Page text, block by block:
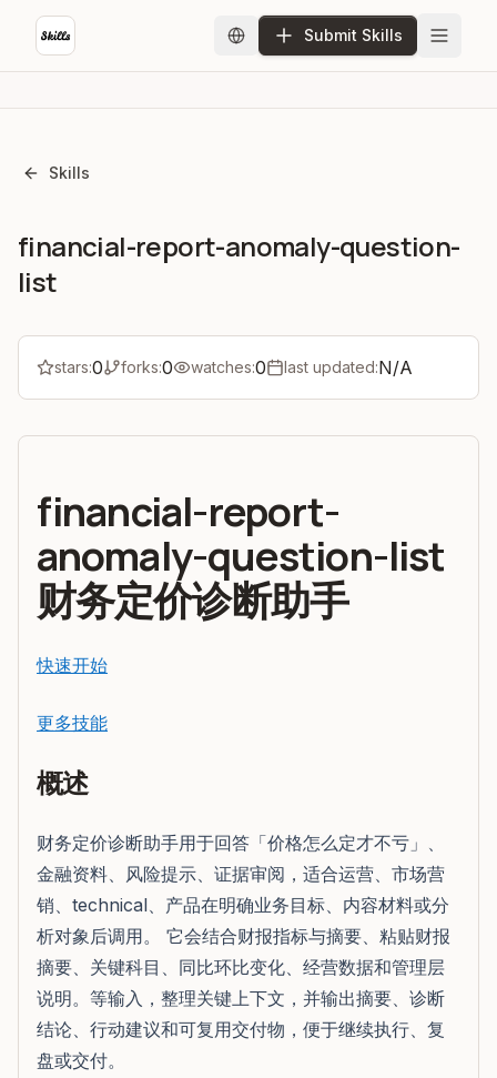
Submit Skills
Skills
financial-report-anomaly-question-
list
stars:0 forks:0 watches:0 last updated:N/A
financial-report-
anomaly-question-list
财务定价诊断助手
快速开始
更多技能
概述
财务定价诊断助手用于回答「价格怎么定才不亏」、
金融资料、风险提示、证据审阅，适合运营、市场营
销、technical、产品在明确业务目标、内容材料或分
析对象后调用。 它会结合财报指标与摘要、粘贴财报
摘要、关键科目、同比环比变化、经营数据和管理层
说明。等输入，整理关键上下文，并输出摘要、诊断
结论、行动建议和可复用交付物，便于继续执行、复
盘或交付。